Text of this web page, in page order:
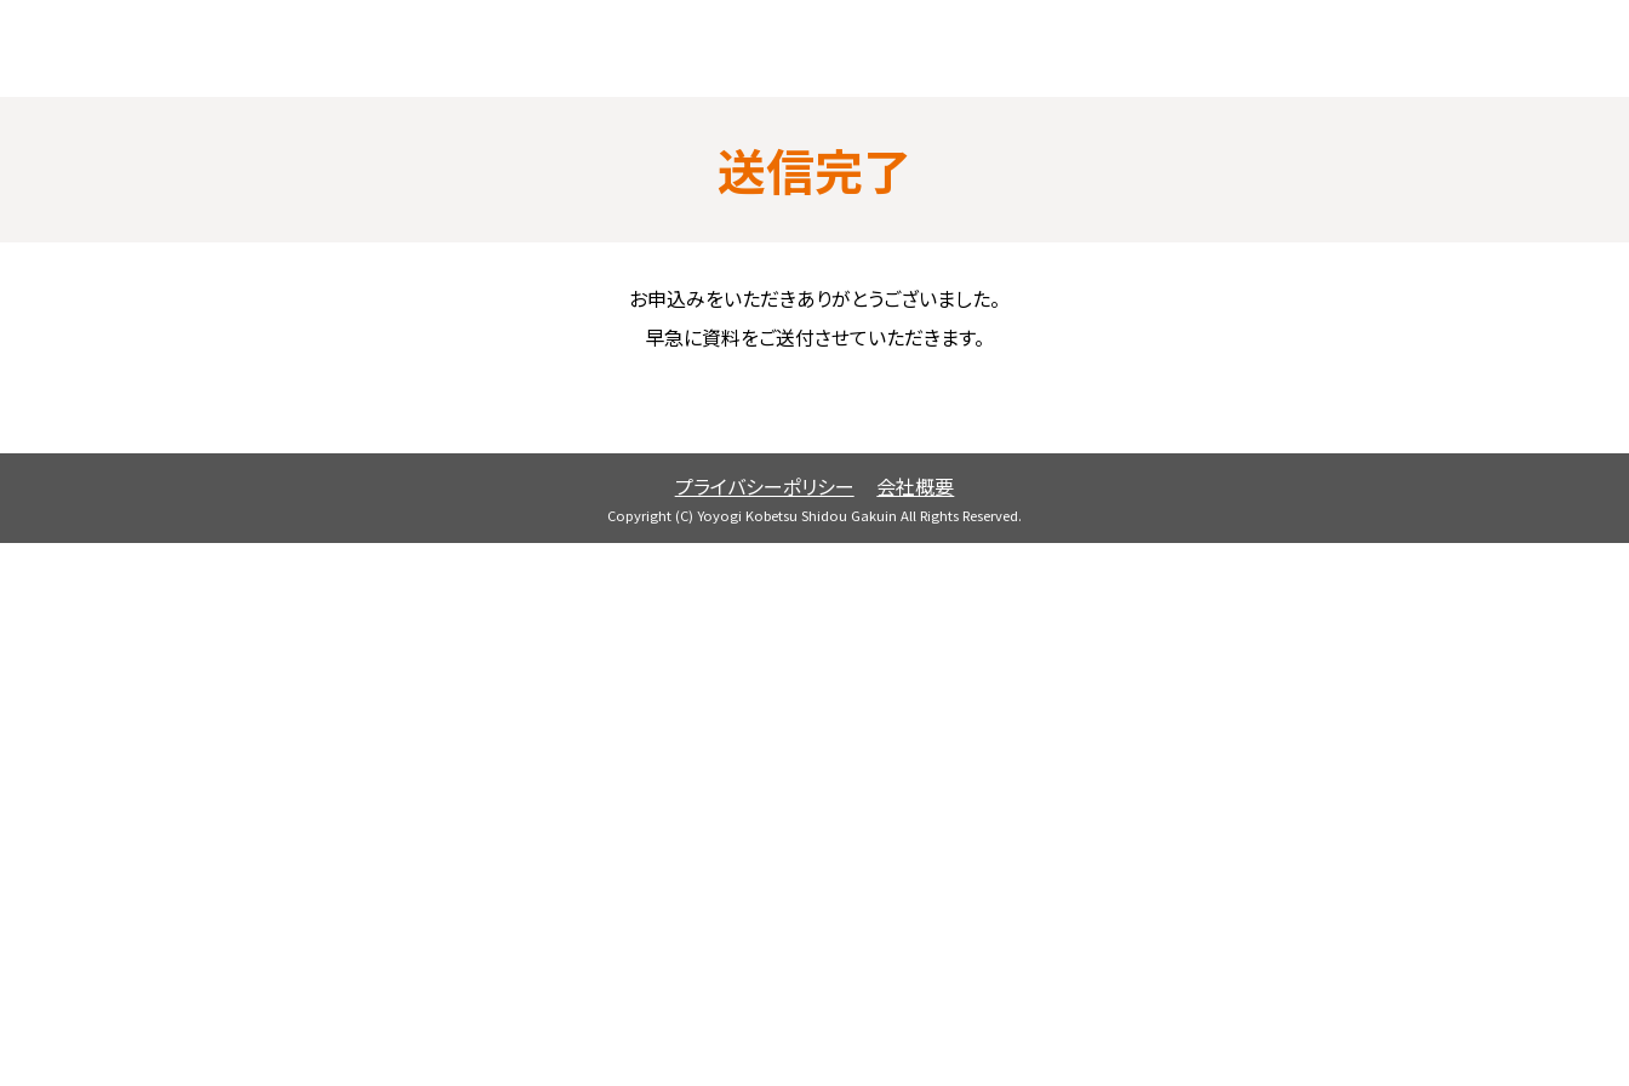
送信完了
お申込みをいただきありがとうございました。
早急に資料をご送付させていただきます。
プライバシーポリシー 会社概要
Copyright (C) Yoyogi Kobetsu Shidou Gakuin All Rights Reserved.